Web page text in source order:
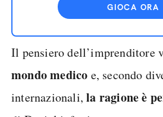
GIOCA ORA
Il pensiero dell’imprenditore
mondo medico e, secondo
internazionali,la ragione è